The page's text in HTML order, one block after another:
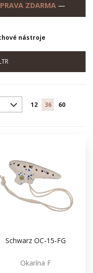
ZDARMA —
nástroje
12 36 60
Schwarz OC-15-FG
Okarína F